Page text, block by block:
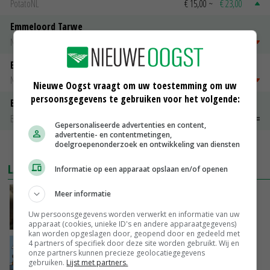
PotatoNL € 15,00 ~ € 23,00
Emmeloord Tarwe
Noteringen
Emmeloord Schaaltjespeen
Noteringen
€ 5,00
Bintje A 28/35
Bintje Info
MEER MARKTPRIJZEN
LAATSTE NIEUWS
‘Samenwerking A-ware en Amalthea gaat
VANDAAG, 16:01
Internationale vraag naar geitenzuivel blijft
groot: Nederland in Europese top
Nieuwe Oogst vraagt om uw toestemming om uw
persoonsgegevens te gebruiken voor het volgende:
Gepersonaliseerde advertenties en content,
advertentie- en contentmetingen,
doelgroepenonderzoek en ontwikkeling van diensten
Informatie op een apparaat opslaan en/of openen
Meer informatie
Uw persoonsgegevens worden verwerkt en informatie van uw
apparaat (cookies, unieke ID's en andere apparaatgegevens)
kan worden opgeslagen door, geopend door en gedeeld met
4 partners of specifiek door deze site worden gebruikt. Wij en
onze partners kunnen precieze geolocatiegegevens
gebruiken. Lijst met partners.